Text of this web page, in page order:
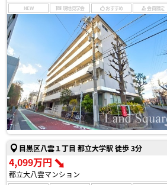
NEW 現地見学会 おすすめ 会員限定
目黒区八雲１丁目 都立大学駅 徒歩 3分
4,099万円
都立大八雲マンション